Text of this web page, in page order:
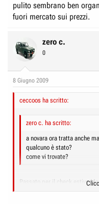
pulito sembrano ben
fuori mercato sui prezzi.
zero c.
0
8 Giugno 2009
ceccoos ha scritto:
zero c. ha scritto:
a novara ora tratta anche
qualcuno è stato?
come vi trovate?
Passato per il check estivo